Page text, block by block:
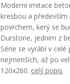
Moderní imitace
kresbou a
povrchem, kerý se
Durstone, jedním z
Série se vyrábí v
nejmenších, až po
120x260. celý popis